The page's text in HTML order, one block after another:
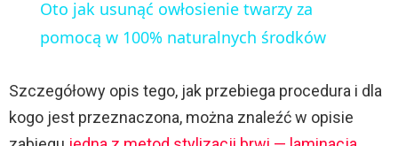
a
y
Oto jak usunąć owłosienie twarzy za
pomocą w 100% naturalnych środków
Szczegółowy opis tego, jak przebiega procedura i dla
kogo jest przeznaczona, można znaleźć w opisie